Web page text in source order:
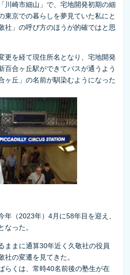
川崎市細山」で、宅地開発初期の細
東京での暮らしを夢見ていた私にと
社」の呼び方のほうが的確ではと思
更を経て現住所名となり、宅地開発
百合ヶ丘駅ができてバスが通うよう
ヶ丘」の名前が馴染むようになった
年（2023年）4月に58年目を迎え、
なった。
ままに通算30年近く久敬社の役員
社の変遷を見てきた。
らくは、常時40名前後の塾生が在